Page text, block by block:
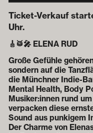
Ticket-Verkauf
Uhr.
🎸🥁🎤 ELENA RUD
Große Gefühle
sondern auf die
die Münchner Indie-
Mental Health, Body
Musiker:innen rund
verpacken diese
Sound aus punkigem
Der Charme von